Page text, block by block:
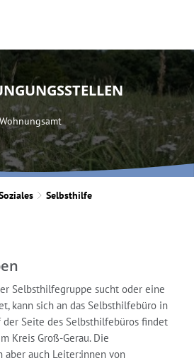
Selbsthilfe
Selbsthilfegruppe sucht oder eine
kann sich an das Selbsthilfebüro in
Seite des Selbsthilfebüros findet
Kreis Groß-Gerau. Die
auch Leiter:innen von